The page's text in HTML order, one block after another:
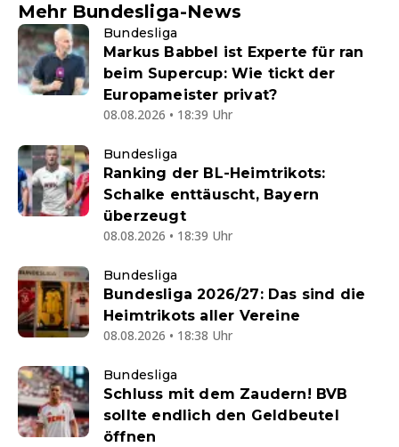
Mehr Bundesliga-News
Bundesliga
Markus Babbel ist Experte für ran
beim Supercup: Wie tickt der
Europameister privat?
08.08.2026 • 18:39 Uhr
Bundesliga
Ranking der BL-Heimtrikots:
Schalke enttäuscht, Bayern
überzeugt
08.08.2026 • 18:39 Uhr
Bundesliga
Bundesliga 2026/27: Das sind die
Heimtrikots aller Vereine
08.08.2026 • 18:38 Uhr
Bundesliga
Schluss mit dem Zaudern! BVB
sollte endlich den Geldbeutel
öffnen